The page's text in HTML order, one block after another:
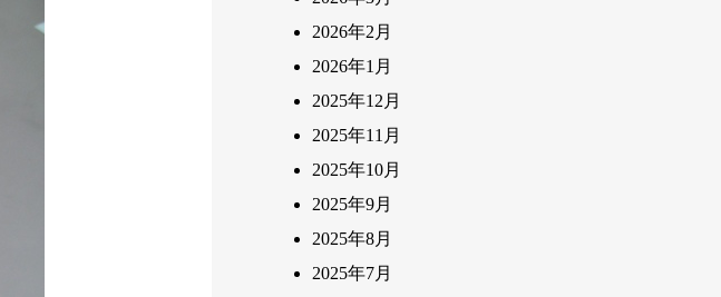
2026年2月
2026年1月
2025年12月
2025年11月
2025年10月
2025年9月
2025年8月
2025年7月